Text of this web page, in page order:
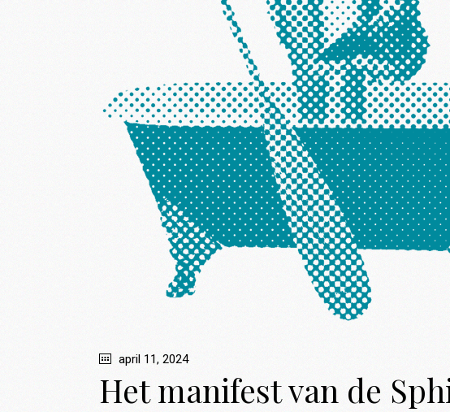
april 11, 2024
Het manifest van de